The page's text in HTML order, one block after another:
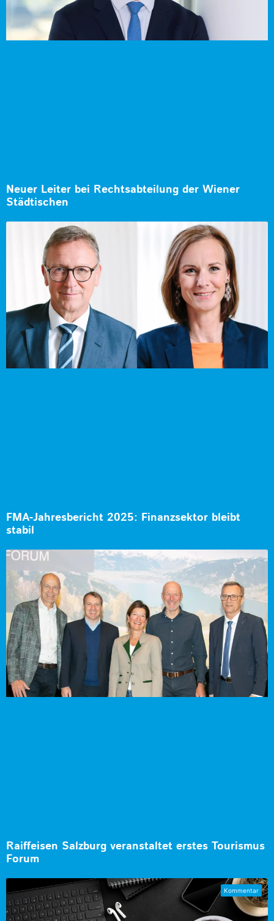
Neuer Leiter bei Rechtsabteilung der Wiener
Städtischen
FMA-Jahresbericht 2025: Finanzsektor bleibt
stabil
Raiffeisen Salzburg veranstaltet erstes Tourismus
Forum